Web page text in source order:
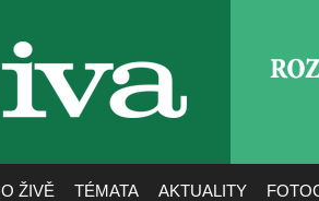
živa
O ŽIVĚ TÉMATA AKTUALITY